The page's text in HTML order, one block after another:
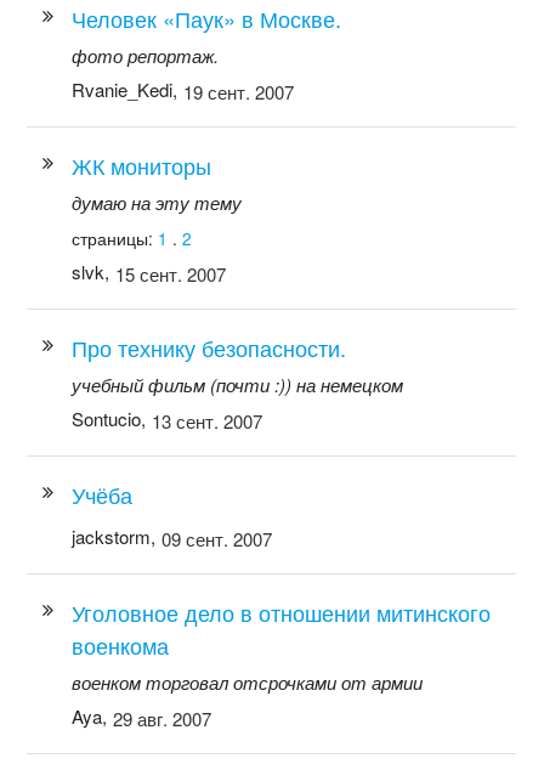
Человек «Паук» в Москве.
фото репортаж.
Rvanie_Kedi, 19 сент. 2007
ЖК мониторы
думаю на эту тему
страницы: 1 .2
slvk, 15 сент. 2007
Про технику безопасности.
учебный фильм (почти :)) на немецком
Sontucio, 13 сент. 2007
Учёба
jackstorm, 09 сент. 2007
Уголовное дело в отношении митинского
военкома
военком торговал отсрочками от армии
Aya, 29 авг. 2007